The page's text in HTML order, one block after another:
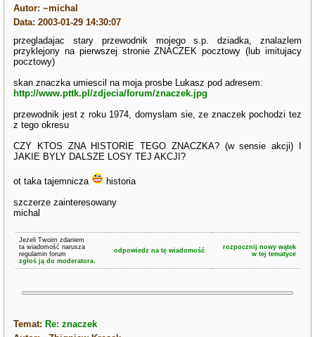
Autor: ~michal
Data: 2003-01-29 14:30:07
przegladajac stary przewodnik mojego s.p. dziadka, znalazlem
przyklejony na pierwszej stronie ZNACZEK pocztowy (lub imitujacy
pocztowy)
skan znaczka umiescil na moja prosbe Lukasz pod adresem:
http://www.pttk.pl/zdjecia/forum/znaczek.jpg
przewodnik jest z roku 1974, domyslam sie, ze znaczek pochodzi tez
z tego okresu
CZY KTOS ZNA HISTORIE TEGO ZNACZKA? (w sensie akcji) I
JAKIE BYLY DALSZE LOSY TEJ AKCJI?
ot taka tajemnicza
historia
szczerze zainteresowany
michal
Jeżeli Twoim zdaniem
ta wiadomość narusza
regulamin forum
zgłoś ją do moderatora.
odpowiedz na tę wiadomość
rozpocznij nowy wątek
w tej tematyce
Temat: Re: znaczek